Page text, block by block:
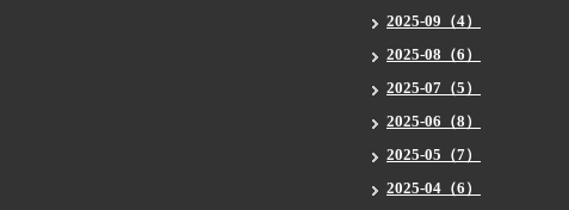
2025-09（4）
2025-08（6）
2025-07（5）
2025-06（8）
2025-05（7）
2025-04（6）